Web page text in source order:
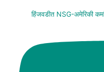
हिंजवडीत NSG-अमेरिकी